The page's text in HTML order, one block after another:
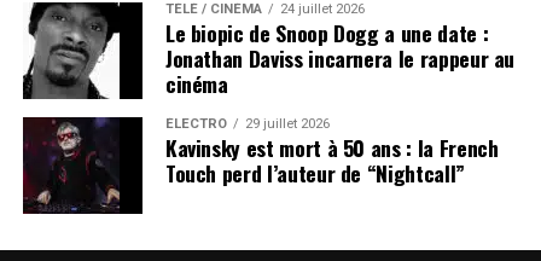
TÉLÉ / CINÉMA 24 juillet 2026
Le biopic de Snoop Dogg a une date :
Jonathan Daviss incarnera le rappeur au
cinéma
ÉLECTRO 29 juillet 2026
Kavinsky est mort à 50 ans : la French
Touch perd l’auteur de “Nightcall”